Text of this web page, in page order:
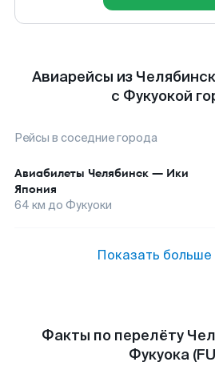
Авиарейсы из
с Фукуокой
Рейсы в соседние города
Авиабилеты Челябинск — Ики
Япония
64 км до Фукуоки
Показать больше
Факты по перелёту
Фукуока